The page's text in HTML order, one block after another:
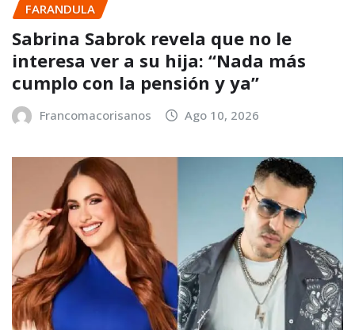
FARANDULA
Sabrina Sabrok revela que no le
interesa ver a su hija: “Nada más
cumplo con la pensión y ya”
Francomacorisanos Ago 10, 2026